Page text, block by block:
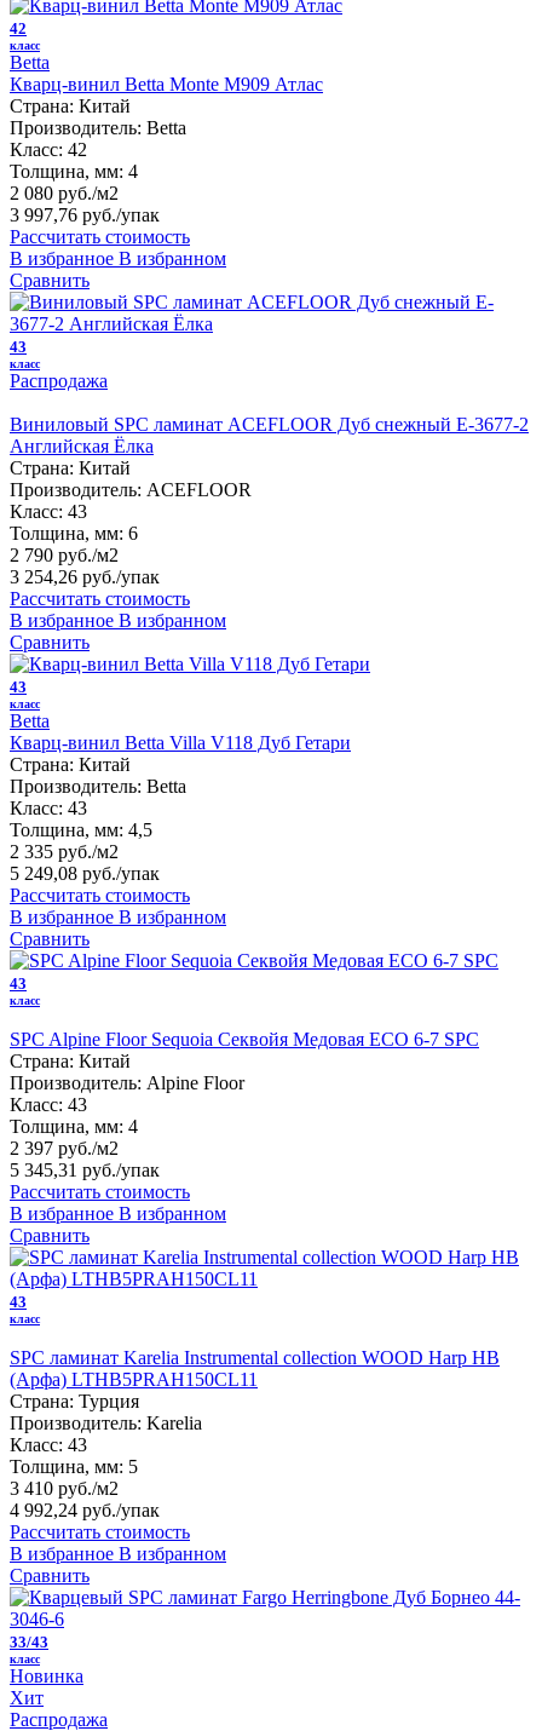
42
класс
Betta
Кварц-винил Betta Monte M909 Атлас
Страна: Китай
Производитель: Betta
Класс: 42
Толщина, мм: 4
2 080 руб./м2
3 997,76 руб./упак
Рассчитать стоимость
В избранное В избранном
Сравнить
43
класс
Распродажа
Виниловый SPC ламинат ACEFLOOR Дуб снежный E-3677-2
Английская Ёлка
Страна: Китай
Производитель: ACEFLOOR
Класс: 43
Толщина, мм: 6
2 790 руб./м2
3 254,26 руб./упак
Рассчитать стоимость
В избранное В избранном
Сравнить
43
класс
Betta
Кварц-винил Betta Villa V118 Дуб Гетари
Страна: Китай
Производитель: Betta
Класс: 43
Толщина, мм: 4,5
2 335 руб./м2
5 249,08 руб./упак
Рассчитать стоимость
В избранное В избранном
Сравнить
43
класс
SPC Alpine Floor Sequoia Секвойя Медовая ЕСО 6-7 SPC
Страна: Китай
Производитель: Alpine Floor
Класс: 43
Толщина, мм: 4
2 397 руб./м2
5 345,31 руб./упак
Рассчитать стоимость
В избранное В избранном
Сравнить
43
класс
SPC ламинат Karelia Instrumental collection WOOD Harp HB
(Арфа) LTHB5PRAH150CL11
Страна: Турция
Производитель: Karelia
Класс: 43
Толщина, мм: 5
3 410 руб./м2
4 992,24 руб./упак
Рассчитать стоимость
В избранное В избранном
Сравнить
33/43
класс
Новинка
Хит
Распродажа